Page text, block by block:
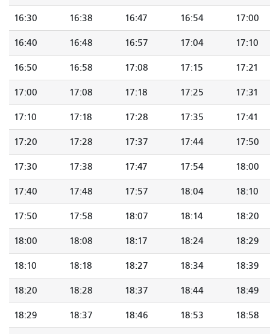
16:30 16:38 16:47 16:54 17:00
16:40 16:48 16:57 17:04 17:10
16:50 16:58 17:08 17:15 17:21
17:00 17:08 17:18 17:25 17:31
17:10 17:18 17:28 17:35 17:41
17:20 17:28 17:37 17:44 17:50
17:30 17:38 17:47 17:54 18:00
17:40 17:48 17:57 18:04 18:10
17:50 17:58 18:07 18:14 18:20
18:00 18:08 18:17 18:24 18:29
18:10 18:18 18:27 18:34 18:39
18:20 18:28 18:37 18:44 18:49
18:29 18:37 18:46 18:53 18:58